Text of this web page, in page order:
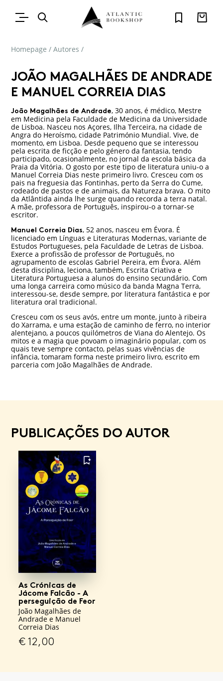
Homepage / Autores /
JOÃO MAGALHÃES DE ANDRADE
E MANUEL CORREIA DIAS
João Magalhães de Andrade, 30 anos, é médico, Mestre
em Medicina pela Faculdade de Medicina da Universidade
de Lisboa. Nasceu nos Açores, Ilha Terceira, na cidade de
Angra do Heroísmo, cidade Património Mundial. Vive, de
momento, em Lisboa. Desde pequeno que se interessou
pela escrita de ficção e pelo género da fantasia, tendo
participado, ocasionalmente, no jornal da escola básica da
Praia da Vitória. O gosto por este tipo de literatura uniu-o a
Manuel Correia Dias neste primeiro livro. Cresceu com os
pais na freguesia das Fontinhas, perto da Serra do Cume,
rodeado de pastos e de animais, da Natureza brava. O mito
da Atlântida ainda lhe surge quando recorda a terra natal.
A mãe, professora de Português, inspirou-o a tornar-se
escritor.
Manuel Correia Dias, 52 anos, nasceu em Évora. É
licenciado em Línguas e Literaturas Modernas, variante de
Estudos Portugueses, pela Faculdade de Letras de Lisboa.
Exerce a profissão de professor de Português, no
agrupamento de escolas Gabriel Pereira, em Évora. Além
desta disciplina, leciona, também, Escrita Criativa e
Literatura Portuguesa a alunos do ensino secundário. Com
uma longa carreira como músico da banda Magna Terra,
interessou-se, desde sempre, por literatura fantástica e por
literatura oral tradicional.
Cresceu com os seus avós, entre um monte, junto à ribeira
do Xarrama, e uma estação de caminho de ferro, no interior
alentejano, a poucos quilómetros de Viana do Alentejo. Os
mitos e a magia que povoam o imaginário popular, com os
quais teve sempre contacto, pelas suas vivências de
infância, tomaram forma neste primeiro livro, escrito em
parceria com João Magalhães de Andrade.
PUBLICAÇÕES DO AUTOR
FAVORITO
As Crónicas de
Jácome Falcão - A
perseguição de Feor
João Magalhães de
Andrade e Manuel
Correia Dias
€12,00